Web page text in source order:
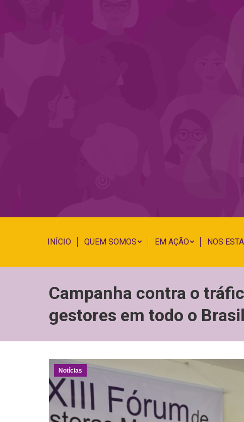
INÍCIO QUEM SOMOS EM AÇÃO NOS
Campanha contra o
gestores em todo o
Notícias